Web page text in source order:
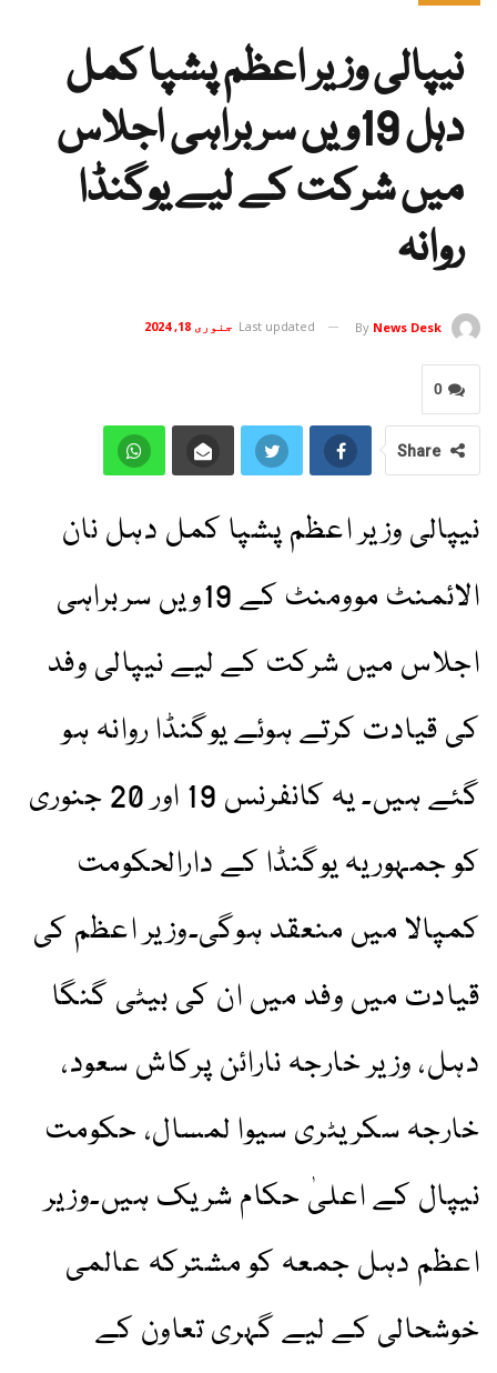
نیپالی وزیر اعظم پشپا کمل
دہل 19ویں سربراہی اجلاس
میں شرکت کے لیے یوگنڈا
روانہ
By News Desk
Last updated جنوری 18, 2024
0
Share
نیپالی وزیر اعظم پشپا کمل دہل نان
الائمنٹ موومنٹ کے 19ویں سربراہی
اجلاس میں شرکت کے لیے نیپالی وفد
کی قیادت کرتے ہوئے یوگنڈا روانہ ہو
گئے ہیں۔ یہ کانفرنس 19 اور 20 جنوری
کو جمہوریہ یوگنڈا کے دارالحکومت
کمپالا میں منعقد ہوگی۔وزیر اعظم کی
قیادت میں وفد میں ان کی بیٹی گنگا
دہل، وزیر خارجہ نارائن پرکاش سعود،
خارجہ سکریٹری سیوا لمسال، حکومت
نیپال کے اعلیٰ حکام شریک ہیں۔وزیر
اعظم دہل جمعہ کو مشترکہ عالمی
خوشحالی کے لیے گہری تعاون کے